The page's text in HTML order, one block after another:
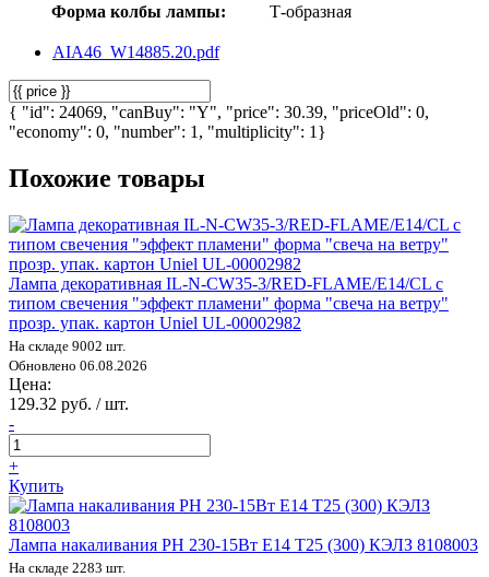
Форма колбы лампы:
Т-образная
AIA46_W14885.20.pdf
{ "id": 24069, "canBuy": "Y", "price": 30.39, "priceOld": 0,
"economy": 0, "number": 1, "multiplicity": 1}
Похожие товары
Лампа декоративная IL-N-CW35-3/RED-FLAME/E14/CL с
типом свечения "эффект пламени" форма "свеча на ветру"
прозр. упак. картон Uniel UL-00002982
На складе 9002 шт.
Обновлено 06.08.2026
Цена:
129.32 руб. / шт.
-
+
Купить
Лампа накаливания РН 230-15Вт E14 Т25 (300) КЭЛЗ 8108003
На складе 2283 шт.